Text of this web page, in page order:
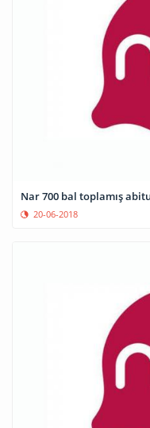
Nar 700 bal toplamış
20-06-2018